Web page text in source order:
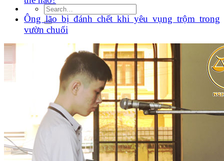
Ông lão bị đánh chết khi yêu vụng trộm trong
vườn chuối